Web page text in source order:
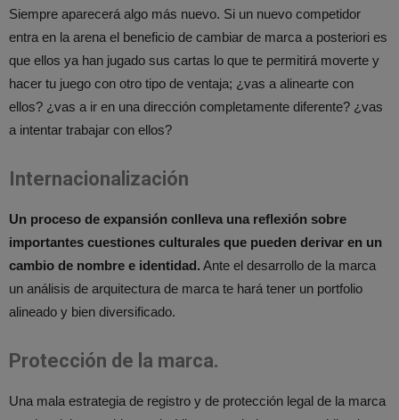
Siempre aparecerá algo más nuevo. Si un nuevo competidor
entra en la arena el beneficio de cambiar de marca a posteriori es
que ellos ya han jugado sus cartas lo que te permitirá moverte y
hacer tu juego con otro tipo de ventaja; ¿vas a alinearte con
ellos? ¿vas a ir en una dirección completamente diferente? ¿vas
a intentar trabajar con ellos?
Internacionalización
Un proceso de expansión conlleva una reflexión sobre
importantes cuestiones culturales que pueden derivar en un
cambio de nombre e identidad. Ante el desarrollo de la marca
un análisis de arquitectura de marca te hará tener un portfolio
alineado y bien diversificado.
Protección de la marca.
Una mala estrategia de registro y de protección legal de la marca